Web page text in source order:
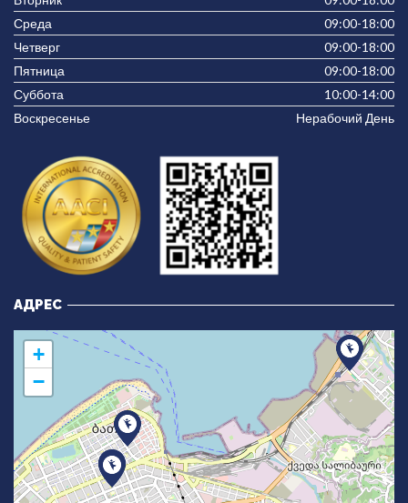
Среда
09:00-18:00
Четверг
09:00-18:00
Пятница
09:00-18:00
Суббота
10:00-14:00
Воскресенье
Нерабочий День
АДРЕС
+
−